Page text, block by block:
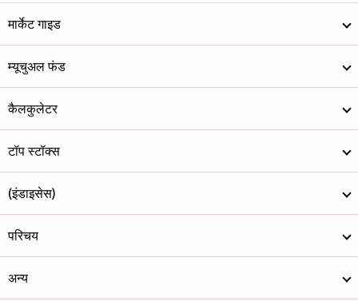
मार्केट गाइड
म्यूचुअल फंड
कैलकुलेटर
टॉप स्टॉक्स
(इंडाइसेस)
परिचय
अन्य